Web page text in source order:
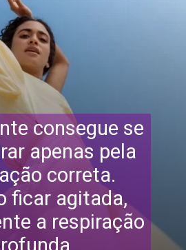
consegue se
apenas pela
correta.
ficar agitada,
a respiração